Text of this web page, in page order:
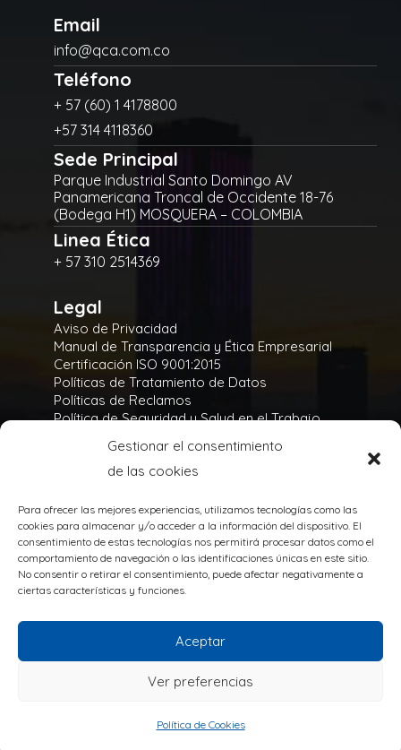
Gestionar el consentimiento
de las cookies
Para ofrecer las mejores experiencias, utilizamos tecnologías como las
cookies para almacenar y/o acceder a la información del dispositivo. El
consentimiento de estas tecnologías nos permitirá procesar datos como el
comportamiento de navegación o las identificaciones únicas en este sitio.
No consentir o retirar el consentimiento, puede afectar negativamente a
ciertas características y funciones.
Aceptar
Ver preferencias
Política de Cookies
Email
info@qca.com.co
Teléfono
+ 57 (60) 1 4178800
+57 314 4118360
Sede Principal
Parque Industrial Santo Domingo AV
Panamericana Troncal de Occidente 18-76
(Bodega H1) MOSQUERA – COLOMBIA
Linea Ética
+ 57 310 2514369
Legal
Aviso de Privacidad
Manual de Transparencia y Ética Empresarial
Certificación ISO 9001:2015
Políticas de Tratamiento de Datos
Políticas de Reclamos
Política de Seguridad y Salud en el Trabajo
Política Ambiental
Gases Refrigerantes
TODOS LOS DERECHOS RESERVADOS
@Copyright 2020
Powered by: